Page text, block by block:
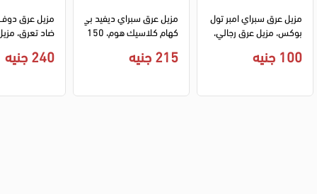
100 جنيه
مزيل عرق سبراي ديفيد بي
215 جنيه
مزيل عرق
ضاد تعرق،
240 جنيه